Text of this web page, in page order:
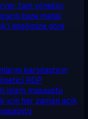
tam yönetici
bare metal
isteğinize göre
karşılaştırın
RDP
işlem masaüstü
için her zaman açık